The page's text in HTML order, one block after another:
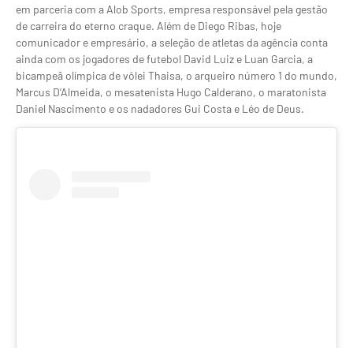
em parceria com a Alob Sports, empresa responsável pela gestão
de carreira do eterno craque. Além de Diego Ribas, hoje
comunicador e empresário, a seleção de atletas da agência conta
ainda com os jogadores de futebol David Luiz e Luan Garcia, a
bicampeã olímpica de vôlei Thaisa, o arqueiro número 1 do mundo,
Marcus D’Almeida, o mesatenista Hugo Calderano, o maratonista
Daniel Nascimento e os nadadores Gui Costa e Léo de Deus.